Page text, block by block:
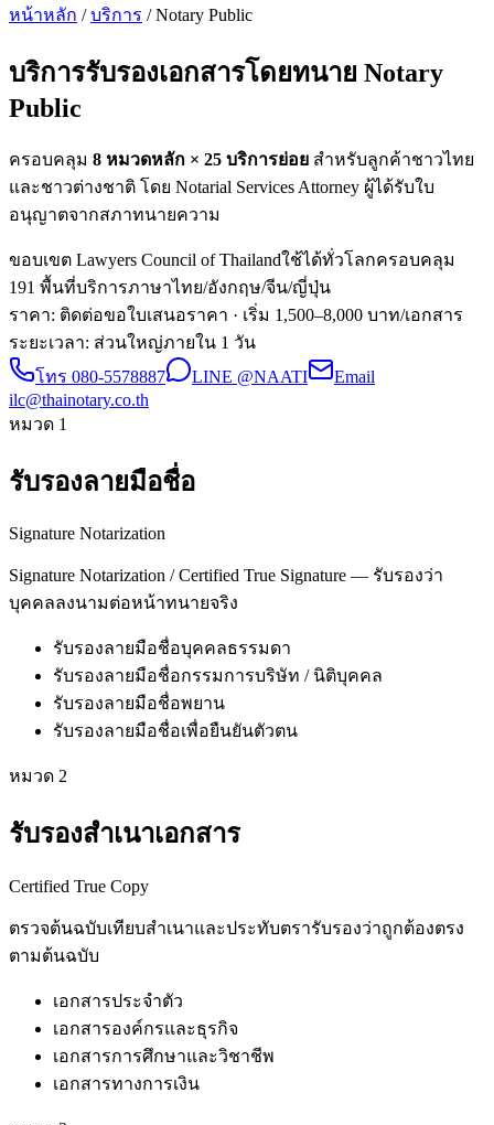
หน้าหลัก / บริการ / Notary Public
บริการรับรองเอกสารโดยทนาย Notary
Public
ครอบคลุม 8 หมวดหลัก × 25 บริการย่อย สำหรับลูกค้าชาวไทย
และชาวต่างชาติ โดย Notarial Services Attorney ผู้ได้รับใบ
อนุญาตจากสภาทนายความ
ขอบเขต Lawyers Council of Thailandใช้ได้ทั่วโลกครอบคลุม
191 พื้นที่บริการภาษาไทย/อังกฤษ/จีน/ญี่ปุ่น
ราคา: ติดต่อขอใบเสนอราคา · เริ่ม 1,500–8,000 บาท/เอกสาร
ระยะเวลา: ส่วนใหญ่ภายใน 1 วัน
โทร 080-5578887 LINE @NAATI
Email
ilc@thainotary.co.th
หมวด 1
รับรองลายมือชื่อ
Signature Notarization
Signature Notarization / Certified True Signature — รับรองว่า
บุคคลลงนามต่อหน้าทนายจริง
รับรองลายมือชื่อบุคคลธรรมดา
รับรองลายมือชื่อกรรมการบริษัท / นิติบุคคล
รับรองลายมือชื่อพยาน
รับรองลายมือชื่อเพื่อยืนยันตัวตน
หมวด 2
รับรองสำเนาเอกสาร
Certified True Copy
ตรวจต้นฉบับเทียบสำเนาและประทับตรารับรองว่าถูกต้องตรง
ตามต้นฉบับ
เอกสารประจำตัว
เอกสารองค์กรและธุรกิจ
เอกสารการศึกษาและวิชาชีพ
เอกสารทางการเงิน